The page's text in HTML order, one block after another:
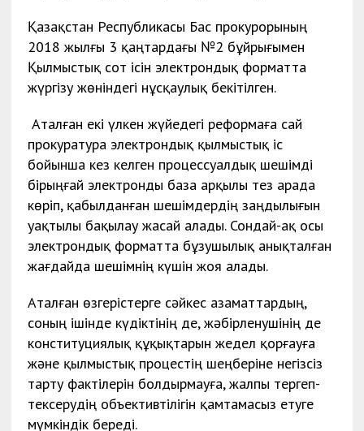
Қазақстан Республикасы Бас прокурорының
2018 жылғы 3 қаңтардағы №2 бұйрығымен
Қылмыстық сот ісін электрондық форматта
жүргізу жөніндегі нұсқаулық бекітілген.
Аталған екі үлкен жүйедегі реформаға сай
прокуратура электрондық қылмыстық іс
бойынша кез келген процессуалдық шешімді
бірыңғай электронды база арқылы тез арада
көріп, қабыл­данған шешімдердің заңдылығын
уақтылы бақылау жасай алады. Сондай-ақ осы
электрондық форматта бұзу­шы­лық анықталған
жағдайда шешімнің күшін жоя алады.
Аталған өзгерістерге сәйкес азаматтардың,
соның ішінде күдіктінің де, жәбірленушінің де
конституциялық құқықтарын жедел қорғауға
және қылмыстық процестің шеңберіне негізсіз
тарту фактілерін болдырмауға, жалпы тергеп-
тексерудің объективтілігін қамтамасыз етуге
мүмкіндік береді.